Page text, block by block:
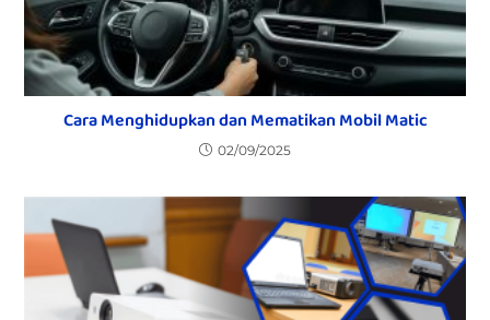
Cara Menghidupkan dan Mematikan Mobil Matic
02/09/2025